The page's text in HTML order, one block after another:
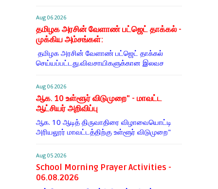
Aug 06 2026
தமிழக அரசின் வேளாண் பட்ஜெட் தாக்கல் -
முக்கிய அம்சங்கள்:
தமிழக அரசின் வேளாண் பட்ஜெட் தாக்கல்
செய்யப்பட்டது.விவசாயிகளுக்கான இலவச
Aug 06 2026
ஆக. 10 உள்ளூர் விடுமுறை" - மாவட்ட
ஆட்சியர் அறிவிப்பு
ஆக. 10 ஆடித் திருவாதிரை விழாவையொட்டி
அரியலூர் மாவட்டத்திற்கு உள்ளூர் விடுமுறை"
Aug 05 2026
School Morning Prayer Activities -
06.08.2026